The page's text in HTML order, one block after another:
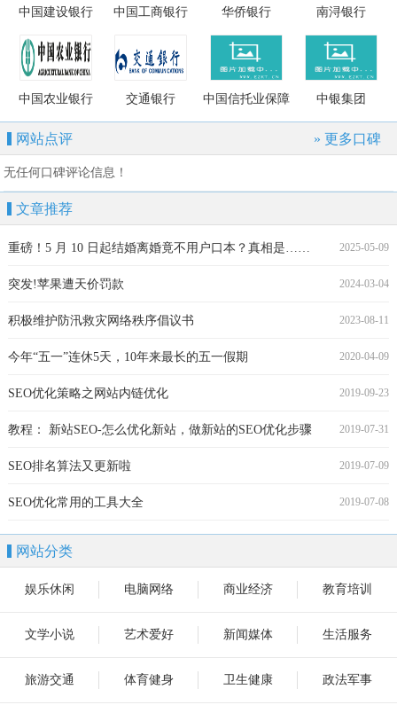
中国建设银行 中国工商银行 华侨银行 南浔银行
中国农业银行 交通银行 中国信托业保障 中银集团
网站点评 » 更多口碑
无任何口碑评论信息！
文章推荐
2025-05-09
重磅！5 月 10 日起结婚离婚竟不用户口本？真相是……
2024-03-04
突发!苹果遭天价罚款
2023-08-11
积极维护防汛救灾网络秩序倡议书
2020-04-09
今年“五一”连休5天，10年来最长的五一假期
2019-09-23
SEO优化策略之网站内链优化
2019-07-31
教程： 新站SEO-怎么优化新站，做新站的SEO优化步骤
2019-07-09
SEO排名算法又更新啦
2019-07-08
SEO优化常用的工具大全
网站分类
娱乐休闲 电脑网络 商业经济 教育培训
文学小说 艺术爱好 新闻媒体 生活服务
旅游交通 体育健身 卫生健康 政法军事